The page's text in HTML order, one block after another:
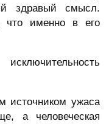
здравый смысл.
что именно в его
источником ужаса
а человеческая